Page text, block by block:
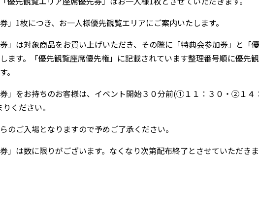
」1枚につき、お一人様優先観覧エリアにご案内いたします。
」は対象商品をお買い上げいただき、その際に「特典会参加券」と「優
ます。「優先観覧座席優先権」に記載されています整理番号順に優先観
。
」をお持ちのお客様は、イベント開始３０分前(①１１：３０・②１４
ください。
のご入場となりますので予めご了承ください。
」は数に限りがございます。なくなり次第配布終了とさせていただきま